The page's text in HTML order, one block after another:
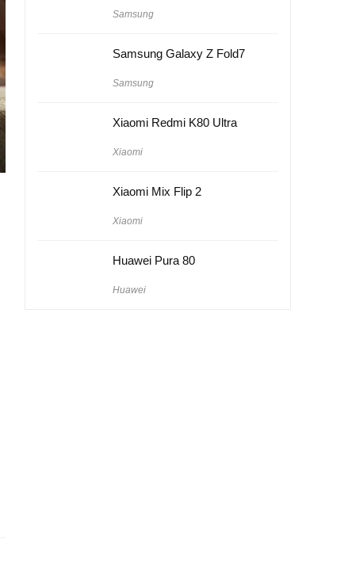
Samsung
Samsung Galaxy Z Fold7
Samsung
Xiaomi Redmi K80 Ultra
Xiaomi
Xiaomi Mix Flip 2
Xiaomi
Huawei Pura 80
Huawei